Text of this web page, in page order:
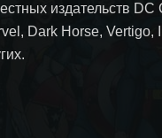
издательств DC
Dark Horse, Vertigo,